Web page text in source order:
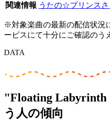
関連情報 うたの☆プリンスさ
※対象楽曲の最新の配信状況
ービスにて十分にご確認のう
DATA
"Floating
う人の傾向